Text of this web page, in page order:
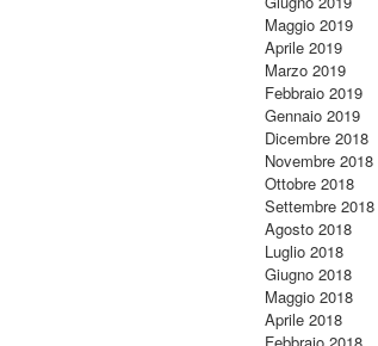
Maggio 2019
Aprile 2019
Marzo 2019
Febbraio 2019
Gennaio 2019
Dicembre 2018
Novembre 2018
Ottobre 2018
Settembre 2018
Agosto 2018
Luglio 2018
Giugno 2018
Maggio 2018
Aprile 2018